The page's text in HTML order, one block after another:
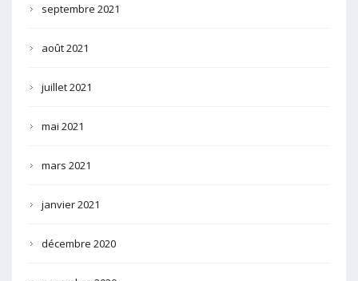
septembre 2021
août 2021
juillet 2021
mai 2021
mars 2021
janvier 2021
décembre 2020